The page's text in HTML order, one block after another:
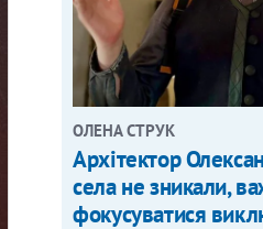
ОЛЕНА СТРУК
Архітектор
села не зникали,
фокусуватися